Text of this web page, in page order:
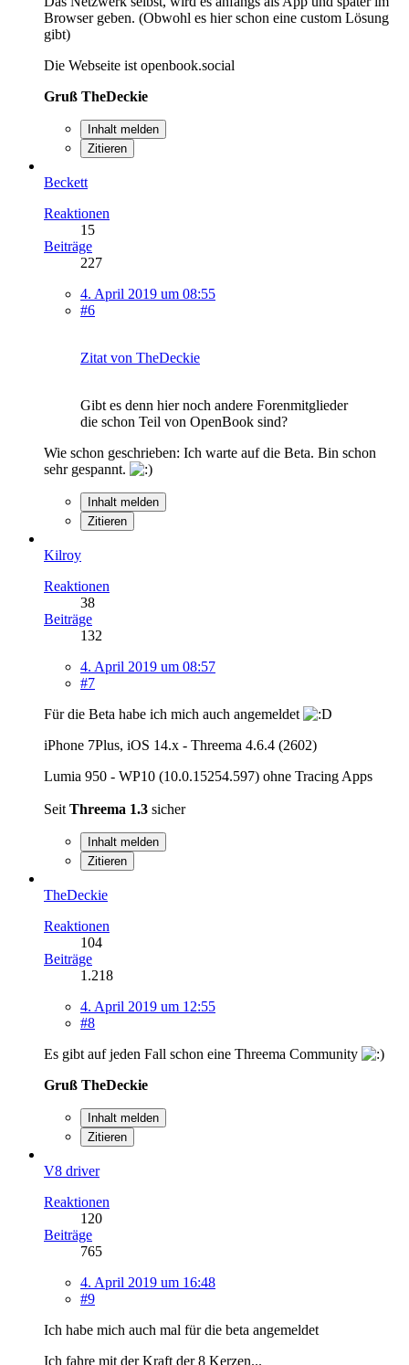
Browser geben. (Obwohl es hier schon eine custom Lösung
gibt)
Die Webseite ist openbook.social
Gruß TheDeckie
Inhalt melden
Zitieren
Beckett
Reaktionen
15
Beiträge
227
4. April 2019 um 08:55
#6
Zitat von TheDeckie
Gibt es denn hier noch andere Forenmitglieder
die schon Teil von OpenBook sind?
Wie schon geschrieben: Ich warte auf die Beta. Bin schon
sehr gespannt.
Inhalt melden
Zitieren
Kilroy
Reaktionen
38
Beiträge
132
4. April 2019 um 08:57
#7
Für die Beta habe ich mich auch angemeldet
iPhone 7Plus, iOS 14.x - Threema 4.6.4 (2602)
Lumia 950 - WP10 (10.0.15254.597) ohne Tracing Apps
Seit Threema 1.3 sicher
Inhalt melden
Zitieren
TheDeckie
Reaktionen
104
Beiträge
1.218
4. April 2019 um 12:55
#8
Es gibt auf jeden Fall schon eine Threema Community
Gruß TheDeckie
Inhalt melden
Zitieren
V8 driver
Reaktionen
120
Beiträge
765
4. April 2019 um 16:48
#9
Ich habe mich auch mal für die beta angemeldet
Ich fahre mit der Kraft der 8 Kerzen...